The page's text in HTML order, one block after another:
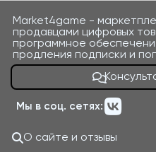
Market4game -
продавцами цифровых
программное
продления подписки и
Мы в соц. сетях:
О сайте и отзывы